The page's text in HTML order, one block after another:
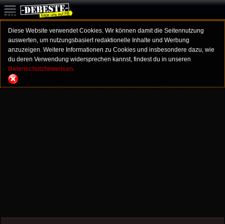
Diese Website verwendet Cookies. Wir können damit die Seitennutzung
auswerten, um nutzungsbasiert redaktionelle Inhalte und Werbung
anzuzeigen. Weitere Informationen zu Cookies und insbesondere dazu, wie
du deren Verwendung widersprechen kannst, findest du in unseren
Datenschutzhinweisen.